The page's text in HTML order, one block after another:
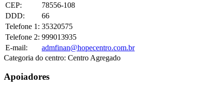
CEP:
78556-108
DDD:
66
Telefone 1: 35320575
Telefone 2: 999013935
E-mail:
admfinan@hopecentro.com.br
Categoria do centro: Centro Agregado
Apoiadores